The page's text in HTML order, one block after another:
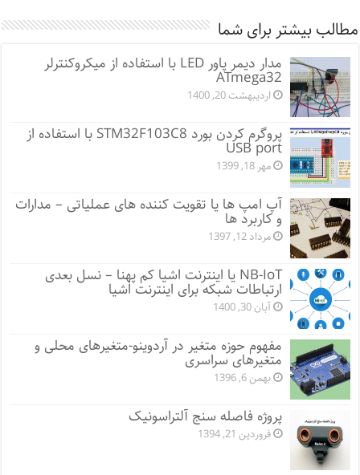
مطالب بیشتر برای شما
مدار دیمر پاور LED با استفاده از میکروکنترلر
ATmega32
اردیبهشت 20, 1400
پروگرم کردن بورد STM32F103C8 با استفاده از
USB port
مهر 18, 1399
آپ امپ ها یا تقویت کننده های عملیاتی – مدارات
و کاربرد ها
مرداد 12, 1397
NB-IoT یا اینترنت اشیا کم پهنا – نسل بعدی
ارتباطات شبکه برای اینترنت اشیا
آبان 30, 1400
مفهوم حوزه متغیر در آردوینو-متغیرهای محلی و
متغیرهای سراسری
بهمن 6, 1396
پروژه فاصله سنج آلتراسونیک
فروردین 21, 1394